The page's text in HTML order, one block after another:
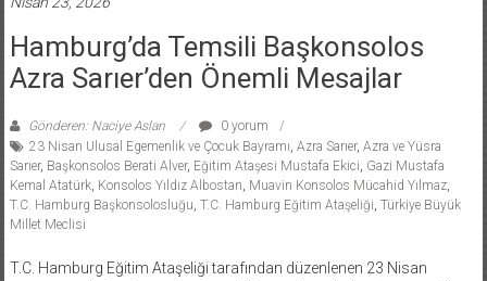
Hamburg’da Temsili Başkonsolos
Azra Sarıer’den Önemli Mesajlar
Gönderen: Naciye Aslan
0 yorum
23 Nisan Ulusal Egemenlik ve Çocuk Bayramı, Azra Sarıer, Azra ve Yüsra
Sarıer, Başkonsolos Berati Alver, Eğitim Ataşesi Mustafa Ekici, Gazi Mustafa
Kemal Atatürk, Konsolos Yıldız Albostan, Muavin Konsolos Mücahid Yılmaz,
T.C. Hamburg Başkonsolosluğu, T.C. Hamburg Eğitim Ataşeliği, Türkiye Büyük
Millet Meclisi
T.C. Hamburg Eğitim Ataşeliği tarafından düzenlenen 23 Nisan